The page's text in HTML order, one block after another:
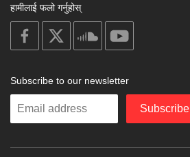
हामीलाई फलो गर्नुहोस्
on
facebook
on
on
soundcloud
Subscribe to our newsletter
Enter
Subscribe